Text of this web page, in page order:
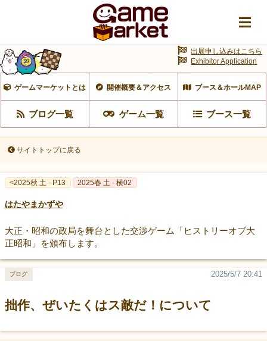
ゲームマーケットとは 開催概要＆アクセス ブース＆ホールMAP
ブログ一覧 ゲーム一覧 ブース一覧
出展申し込みはこちら
Exhibitor Application
サイトトップに戻る
<2025秋 土 - P13 2025春 土 - 横02
はたやまかずや
大正・昭和の政局を舞台とした交渉ゲーム「ヒストリーオブ大
正昭和」を頒布します。
拙作、ぜいたくはス敵だ！について
2025/5/7 20:41
ブログ